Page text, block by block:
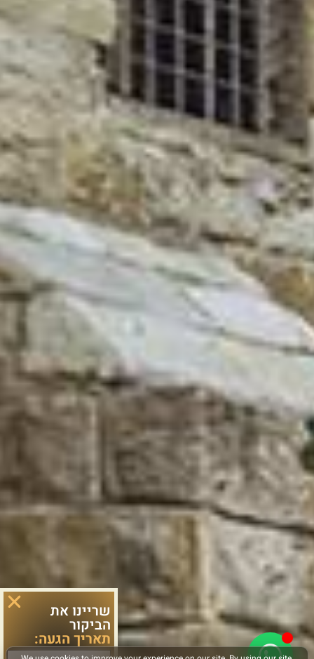
שריינו את
הביקור
תאריך הגעה: